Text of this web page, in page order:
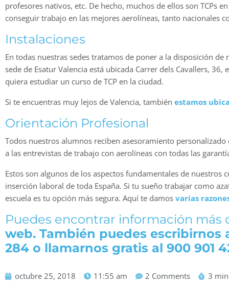
profesores nativos, etc. De hecho, muchos de ellos son TCPs
conseguir trabajo en las mejores aerolíneas, tanto nacionales
Instalaciones
En todas nuestras sedes tratamos de poner a la disposición
sede de Esatur Valencia está ubicada Carrer dels Cavallers, 36,
quiera estudiar un curso de TCP en la ciudad.
Si te encuentras muy lejos de Valencia, también estamos
Orientación Profesional
Todos nuestros alumnos reciben asesoramiento
a las entrevistas de trabajo con aerolíneas con todas las
Estos son algunos de los aspectos fundamentales de
inserción laboral de toda España. Si tu sueño trabajar como
escuela es tu opción más segura. Aquí te damos varias
Puedes encontrar información más
web. También puedes escribirnos
284 o llamarnos gratis al 900 901
octubre 25, 2018 11:55 am 2 Comments 3